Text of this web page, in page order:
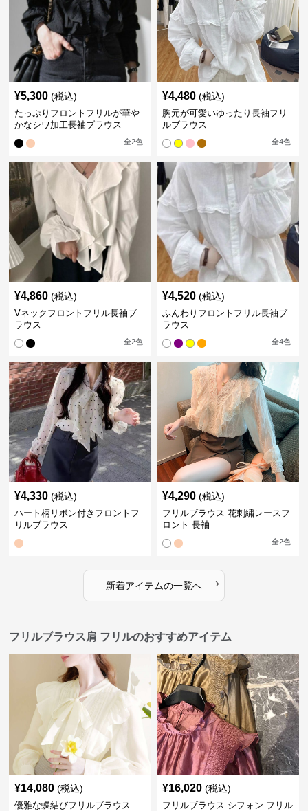
¥5,300 (税込)
たっぷりフロントフリルが華や
かなシワ加工長袖ブラウス
全2色
¥4,480 (税込)
胸元が可愛いゆったり長袖フリ
ルブラウス
全4色
¥4,860 (税込)
Vネックフロントフリル長袖ブ
ラウス
全2色
¥4,520 (税込)
ふんわりフロントフリル長袖ブ
ラウス
全4色
¥4,330 (税込)
ハート柄リボン付きフロントフ
リルブラウス
¥4,290 (税込)
フリルブラウス 花刺繍レースフ
ロント 長袖
全2色
新着アイテムの一覧へ ›
フリルブラウス肩 フリルのおすすめアイテム
¥14,080 (税込)
優雅な蝶結びフリルブラウス
¥16,020 (税込)
フリルブラウス シフォン フリル